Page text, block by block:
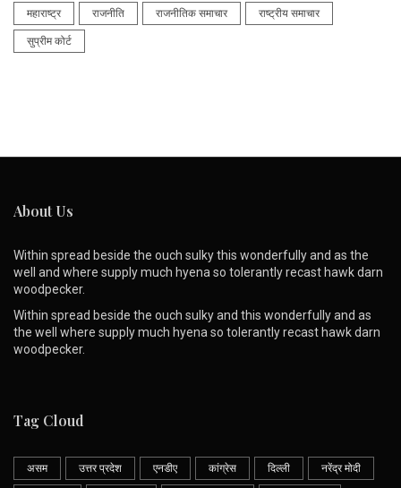
महाराष्ट्र राजनीति राजनीतिक समाचार राष्ट्रीय समाचार
सुप्रीम कोर्ट
About Us
Within spread beside the ouch sulky this wonderfully and as the
well and where supply much hyena so tolerantly recast hawk darn
woodpecker.
Within spread beside the ouch sulky and this wonderfully and as
the well where supply much hyena so tolerantly recast hawk darn
woodpecker.
Tag Cloud
असम उत्तर प्रदेश एनडीए कांग्रेस दिल्ली नरेंद्र मोदी